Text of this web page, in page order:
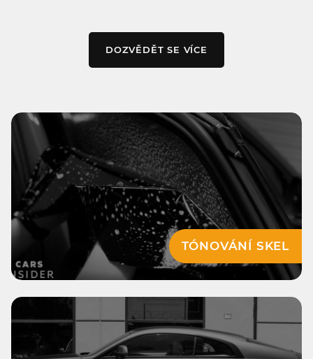
DOZVĚDĚT SE VÍCE
TÓNOVÁNÍ SKEL